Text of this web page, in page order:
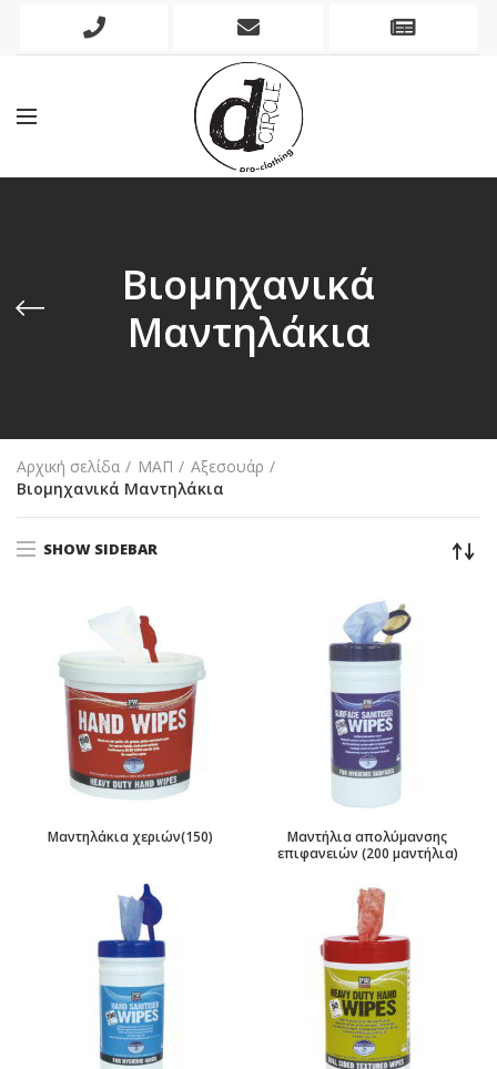
Phone
Mobile
Βιομηχανικά
Μαντηλάκια
Αρχική σελίδα ΜΑΠ
Αξεσουάρ
Βιομηχανικά Μαντηλάκια
SHOW SIDEBAR
Μαντηλάκια χεριών(150)
Μαντήλια απολύμανσης
επιφανειών (200 μαντήλια)